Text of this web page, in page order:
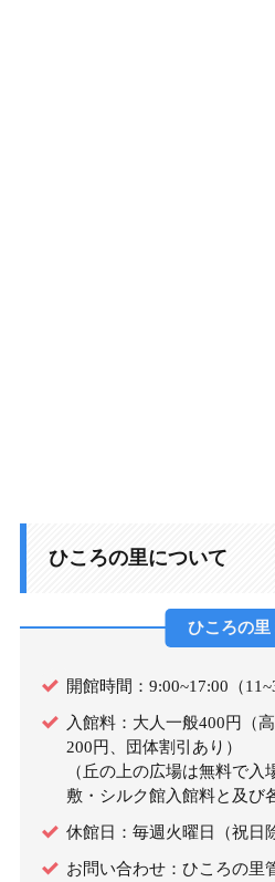
ひころの里について
ひころの里
開館時間：9:00~17:00（
入館料：大人一般400円（
200円、団体割引あり）
（丘の上の広場は無料で
敷・シルク館入館料と及び
休館日：毎週火曜日（祝日
お問い合わせ：ひころの